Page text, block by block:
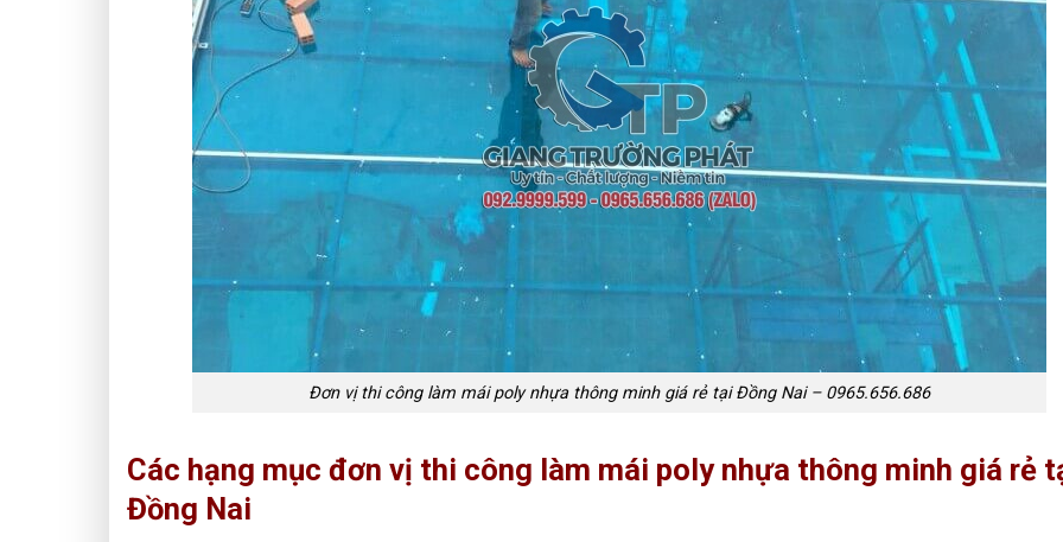
Đơn vị thi công làm mái poly nhựa thông minh giá rẻ tại Đồng Nai – 0965.656.686
Các hạng mục đơn vị thi công làm mái poly nhựa thông minh giá rẻ
Đồng Nai